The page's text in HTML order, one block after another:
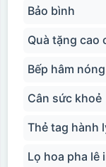
Bảo bình
Quà tặng cao
Bếp hâm nóng
Cân sức khoẻ
Thẻ tag hành
Lọ hoa pha lê